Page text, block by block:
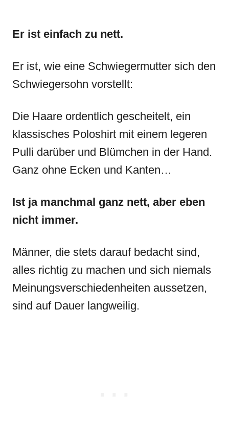
Er ist einfach zu nett.
Er ist, wie eine Schwiegermutter sich den
Schwiegersohn vorstellt:
Die Haare ordentlich gescheitelt, ein
klassisches Poloshirt mit einem legeren
Pulli darüber und Blümchen in der Hand.
Ganz ohne Ecken und Kanten…
Ist ja manchmal ganz nett, aber eben
nicht immer.
Männer, die stets darauf bedacht sind,
alles richtig zu machen und sich niemals
Meinungsverschiedenheiten aussetzen,
sind auf Dauer langweilig.